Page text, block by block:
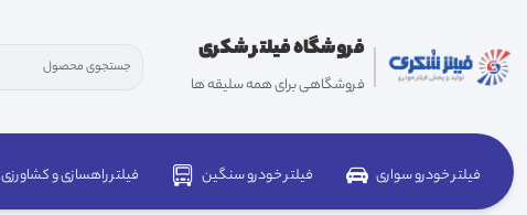
فروشگاه فیلتر شکری
فروشگاهی برای همه سلیقه ها
فیلتر خودرو سواری فیلتر خودرو سنگین فیلتر راهسازی و کشاورزی